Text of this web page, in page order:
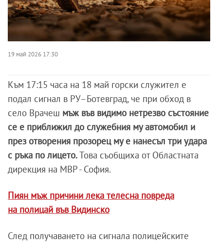
19 май 2026 17:30
Към 17:15 часа на 18 май горски служител е
подал сигнал в РУ–Ботевград, че при обход в
село Врачеш мъж във видимо нетрезво състояние
се е приближил до служебния му автомобил и
през отворения прозорец му е нанесъл три удара
с ръка по лицето.Това съобщиха от Областната
дирекция на МВР - София.
Пиян мъж причини лека телесна повреда
на полицай във Видинско
След получаването на сигнала полицейските